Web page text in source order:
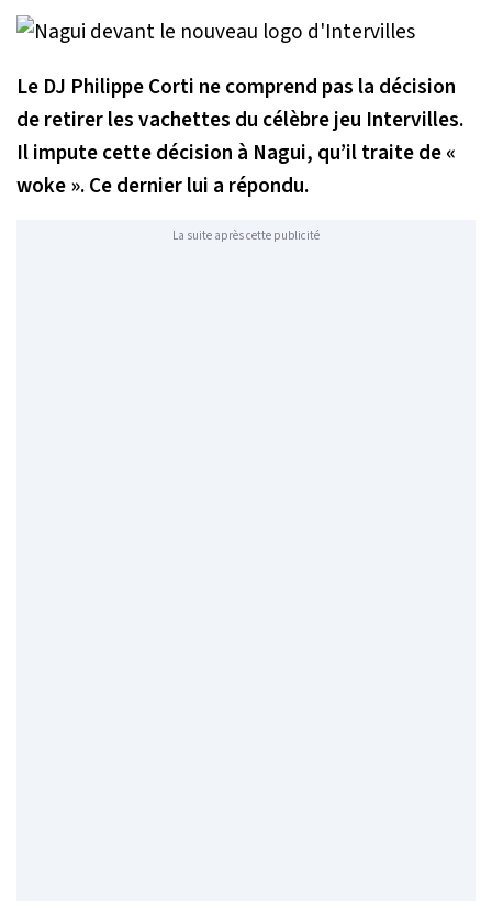
Le DJ Philippe Corti ne comprend pas la décision
de retirer les vachettes du célèbre jeu Intervilles.
Il impute cette décision à Nagui, qu’il traite de «
woke ». Ce dernier lui a répondu.
La suite après cette publicité